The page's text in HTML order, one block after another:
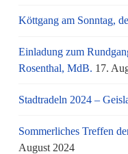
Köttgang am Sonntag,
Einladung zum
Rosenthal, MdB. 17.
Stadtradeln 2024 –
Sommerliches Treffen
August 2024